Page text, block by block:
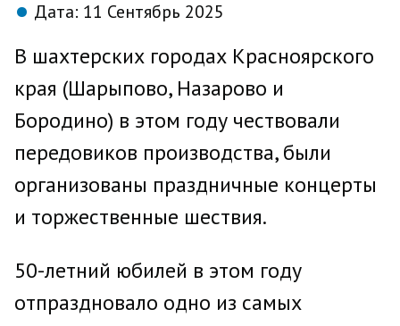
Дата: 11 Сентябрь 2025
В шахтерских городах Красноярского
края (Шарыпово, Назарово и
Бородино) в этом году чествовали
передовиков производства, были
организованы праздничные концерты
и торжественные шествия.
50-летний юбилей в этом году
отпраздновало одно из самых